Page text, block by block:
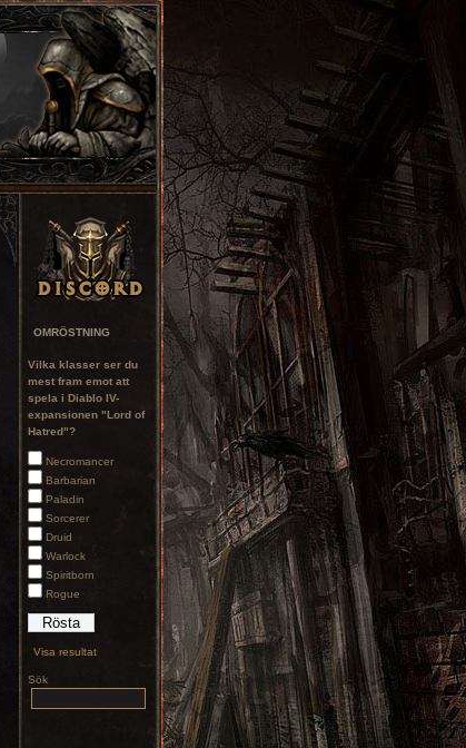
OMRÖSTNING
Vilka klasser ser du
mest fram emot att
spela i Diablo IV-
expansionen "Lord of
Hatred"?
Necromancer
Barbarian
Paladin
Sorcerer
Druid
Warlock
Spiritborn
Rogue
Visa resultat
Sök